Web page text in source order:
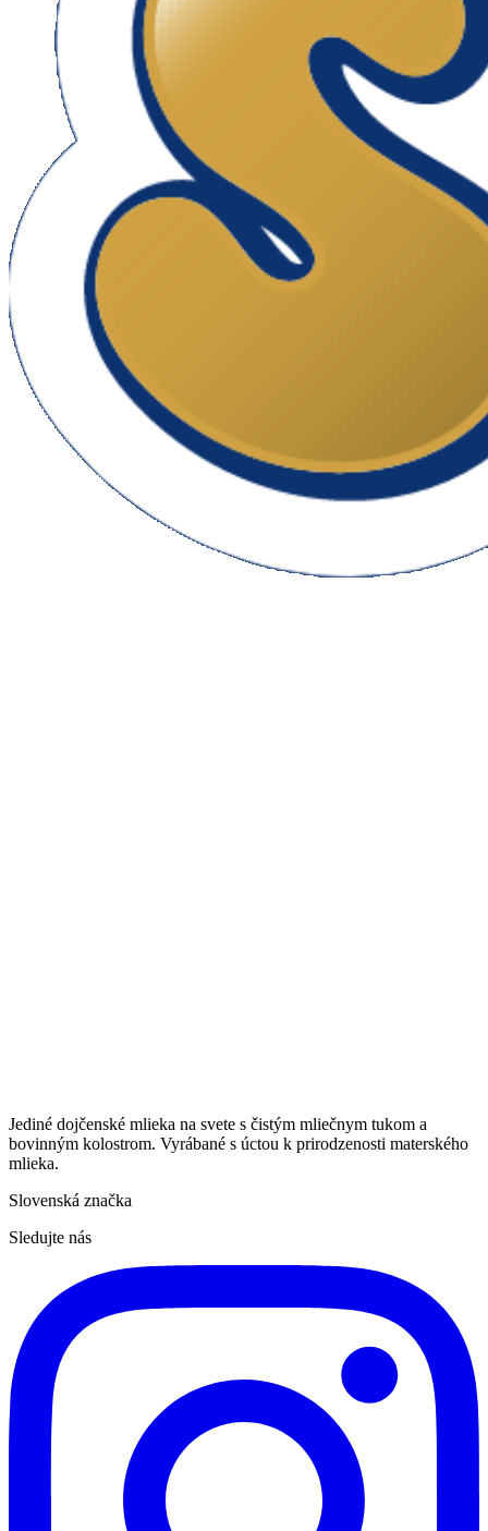
Jediné dojčenské mlieka na svete s čistým mliečnym tukom a
bovinným kolostrom. Vyrábané s úctou k prirodzenosti materského
mlieka.
Slovenská značka
Sledujte nás